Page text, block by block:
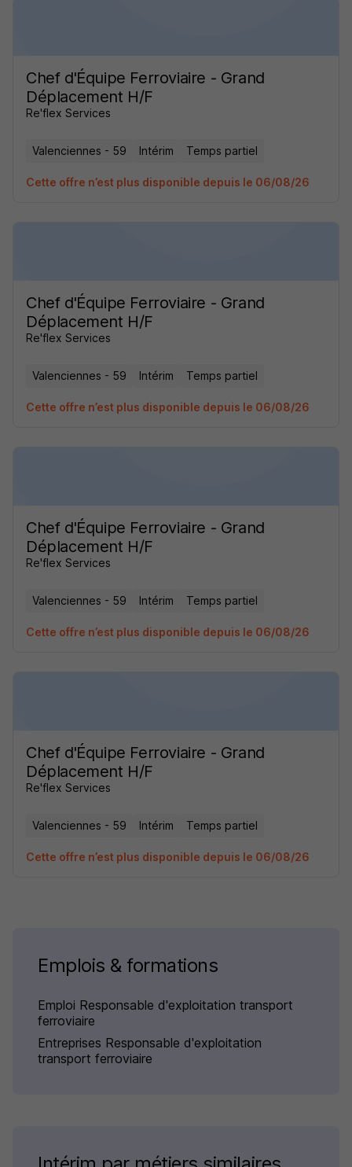
Chef d'Équipe Ferroviaire - Grand
Déplacement H/F
Re'flex Services
Valenciennes - 59 Intérim Temps partiel
Cette offre n’est plus disponible depuis le 06/08/26
Chef d'Équipe Ferroviaire - Grand
Déplacement H/F
Re'flex Services
Valenciennes - 59 Intérim Temps partiel
Cette offre n’est plus disponible depuis le 06/08/26
Chef d'Équipe Ferroviaire - Grand
Déplacement H/F
Re'flex Services
Valenciennes - 59 Intérim Temps partiel
Cette offre n’est plus disponible depuis le 06/08/26
Chef d'Équipe Ferroviaire - Grand
Déplacement H/F
Re'flex Services
Valenciennes - 59 Intérim Temps partiel
Cette offre n’est plus disponible depuis le 06/08/26
Emplois & formations
Emploi Responsable d'exploitation transport
ferroviaire
Entreprises Responsable d'exploitation
transport ferroviaire